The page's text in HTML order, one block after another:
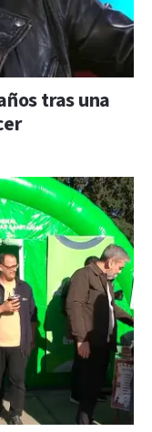
tras una